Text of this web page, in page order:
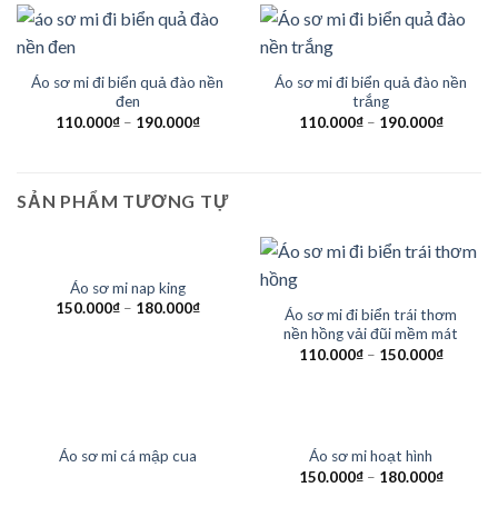
Áo sơ mi đi biển quả đào nền
đen
110.000₫– 190.000₫
Áo sơ mi đi biển quả đào nền
trắng
110.000₫– 190.000₫
SẢN PHẨM TƯƠNG TỰ
HẾT HÀNG
Áo sơ mi nap king
150.000₫– 180.000₫
Áo sơ mi đi biển trái thơm
nền hồng vải đũi mềm mát
110.000₫– 150.000₫
HẾT HÀNG
Áo sơ mi cá mập cua HẾT HÀNG
Áo sơ mi hoạt hình
150.000₫– 180.000₫